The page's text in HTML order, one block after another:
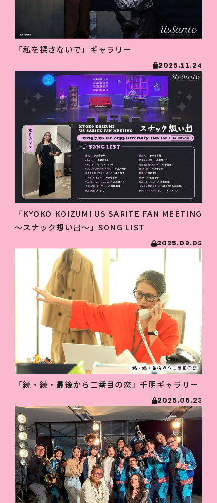
「私を探さないで」ギャラリー
2025.11.24
「KYOKO KOIZUMI US SARITE FAN MEETING
〜スナック想い出〜」SONG LIST
2025.09.02
「続・続・最後から二番目の恋」千明ギャラリー
2025.06.23